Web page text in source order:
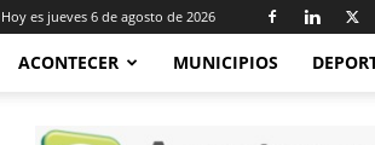
Hoy es jueves 6 de agosto de 2026
ACONTECER MUNICIPIOS
Acontecer